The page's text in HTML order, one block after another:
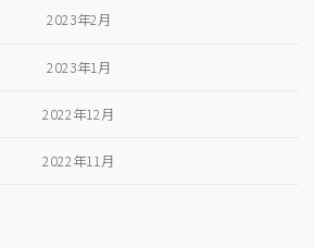
2023年2月
2023年1月
2022年12月
2022年11月